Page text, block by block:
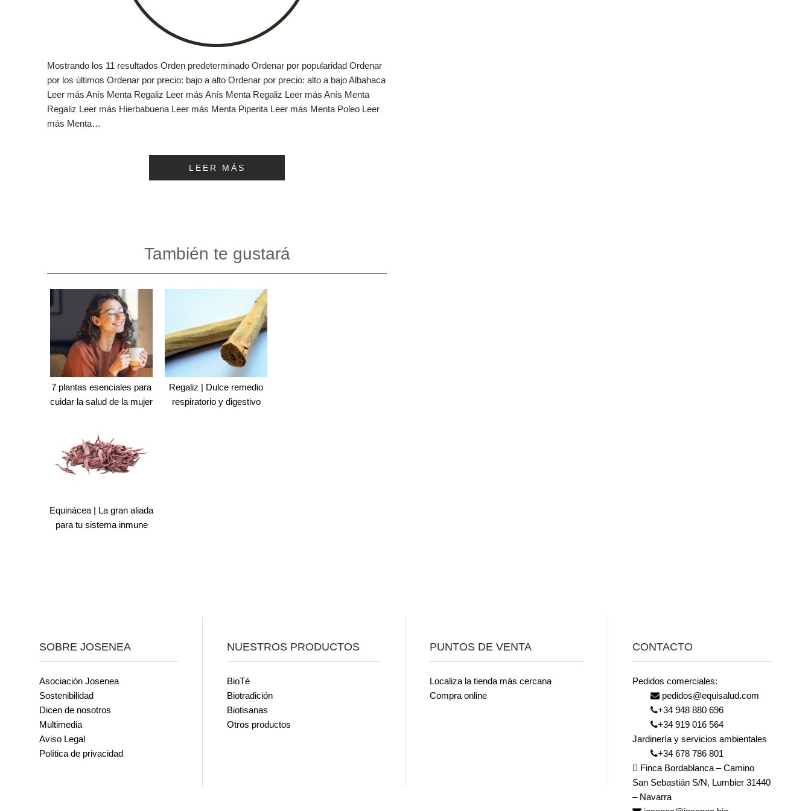
Mostrando los 11 resultados Orden predeterminado Ordenar por popularidad Ordenar
por los últimos Ordenar por precio: bajo a alto Ordenar por precio: alto a bajo Albahaca
Leer más Anís Menta Regaliz Leer más Anís Menta Regaliz Leer más Anís Menta
Regaliz Leer más Hierbabuena Leer más Menta Piperita Leer más Menta Poleo Leer
más Menta…
LEER MÁS
También te gustará
7 plantas esenciales para
cuidar la salud de la mujer
Regaliz | Dulce remedio
respiratorio y digestivo
Equinácea | La gran aliada
para tu sistema inmune
SOBRE JOSENEA
Asociación Josenea
Sostenibilidad
Dicen de nosotros
Multimedia
Aviso Legal
Política de privacidad
NUESTROS PRODUCTOS
BioTé
Biotradición
Biotisanas
Otros productos
PUNTOS DE VENTA
Localiza la tienda más cercana
Compra online
CONTACTO
Pedidos comerciales:
pedidos@equisalud.com
+34 948 880 696
+34 919 016 564
Jardinería y servicios ambientales
+34 678 786 801
Finca Bordablanca – Camino
San Sebastián S/N, Lumbier 31440
– Navarra